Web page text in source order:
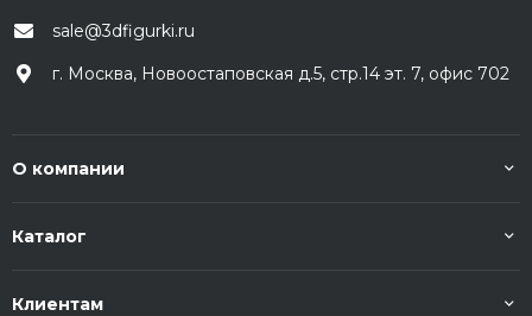
sale@3dfigurki.ru
г. Москва, Новоостаповская д.5, стр.14 эт. 7, офис 702
О компании
Каталог
Клиентам